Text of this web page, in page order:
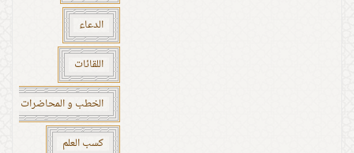
الدعاء
اللقائات
الخطب و المحاضرات
كسب العلم